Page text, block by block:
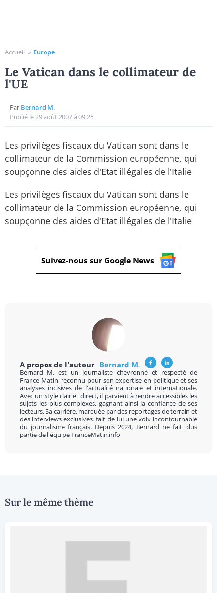
Accueil » Europe
Le Vatican dans le collimateur de
l'UE
Par Bernard M.
Publié le 29 août 2007 à 09:25
Les privilèges fiscaux du Vatican sont dans le
collimateur de la Commission européenne, qui
soupçonne des aides d'Etat illégales de l'Italie
Les privilèges fiscaux du Vatican sont dans le
collimateur de la Commission européenne, qui
soupçonne des aides d'Etat illégales de l'Italie
Suivez-nous sur Google News
A propos de l'auteur Bernard M.
Bernard M. est un journaliste chevronné et respecté de
France Matin, reconnu pour son expertise en politique et ses
analyses incisives de l'actualité nationale et internationale.
Avec un style clair et direct, il parvient à rendre accessibles les
sujets les plus complexes, gagnant ainsi la confiance de ses
lecteurs. Sa carrière, marquée par des reportages de terrain et
des interviews exclusives, fait de lui une voix incontournable
du journalisme français. Depuis 2024, Bernard ne fait plus
partie de l'équipe FranceMatin.info
Sur le même thème